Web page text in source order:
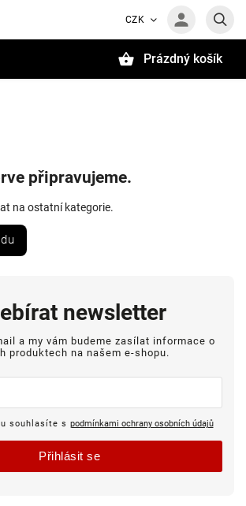
CZK
Prázdný košík
připravujeme.
na ostatní kategorie.
newsletter
a my vám budeme zasílat informace o
produktech na našem e-shopu.
souhlasíte s podmínkami ochrany osobních údajů
Přihlásit se